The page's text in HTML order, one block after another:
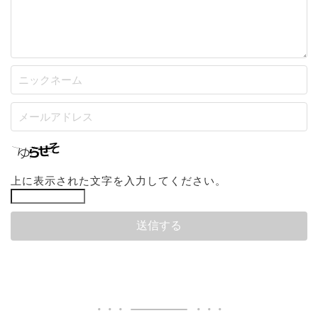
上に表示された文字を入力してください。